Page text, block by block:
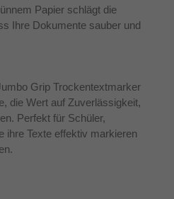
Papier schlägt die
Ihre Dokumente sauber und
Grip Trockentextmarker
die Wert auf Zuverlässigkeit,
Perfekt für Schüler,
ihre Texte effektiv markieren